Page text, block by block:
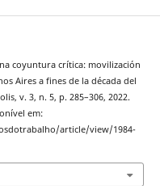
coyuntura crítica: movilización
Aires a fines de la década del
v. 3, n. 5, p. 285–306, 2022.
em:
article/view/1984-